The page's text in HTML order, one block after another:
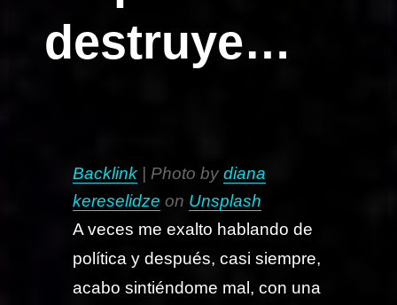
destruye…
Backlink | Photo bydiana
kereselidze on Unsplash
A veces me exalto hablando de
política y después, casi siempre,
acabo sintiéndome mal, con una